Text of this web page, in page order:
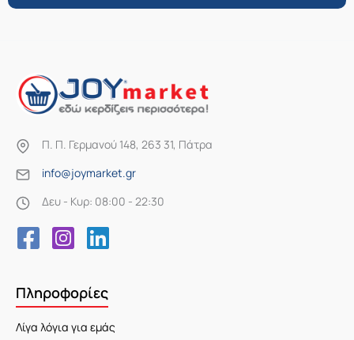
Π. Π. Γερμανού 148, 263 31, Πάτρα
info@joymarket.gr
Δευ - Κυρ: 08:00 - 22:30
Πληροφορίες
Λίγα λόγια για εμάς